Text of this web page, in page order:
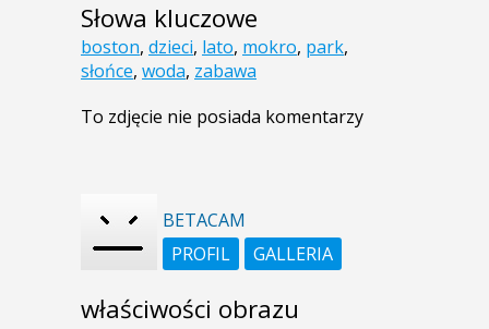
Słowa kluczowe
boston, dzieci, lato, mokro, park,
słońce, woda, zabawa
To zdjęcie nie posiada komentarzy
BETACAM
PROFIL
GALLERIA
właściwości obrazu